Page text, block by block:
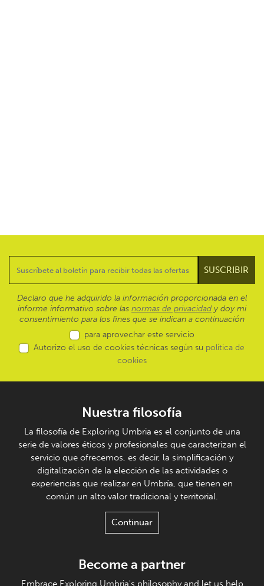
Declaro que he adquirido la información proporcionada en el
informe informativo sobre las normas de privacidad y doy mi
consentimiento para los fines que se indican a continuación
para aprovechar este servicio
Autorizo el uso de cookies técnicas según su política de
cookies
Nuestra filosofía
La filosofía de Exploring Umbria es el conjunto de una
serie de valores éticos y profesionales que caracterizan el
servicio que ofrecemos, es decir, la simplificación y
digitalización de la elección de las actividades o
experiencias que realizar en Umbría, que tienen en
común un alto valor tradicional y territorial.
Continuar
Become a partner
Embrace Exploring Umbria's philosophy and let us help